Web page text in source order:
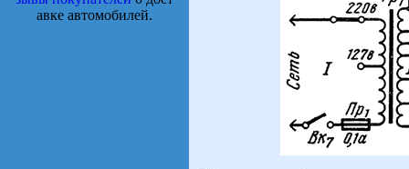
авке автомобилей.